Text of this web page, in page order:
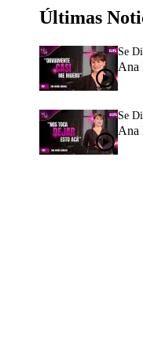
Últimas
Se
Ana
Se
Ana